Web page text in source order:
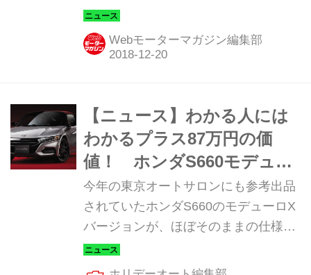
変更。さらに、新たにハイブリッドモ
デルにも設定し、ステップワゴン ハイ
ブリッド モデューロX ホンダセンシン
Webモーターマガジン編集部
【ニュース】わかる人には
わかるプラス87万円の価
値！ ホンダS660モデュー
ロX発売
今年の東京オートサロンにも参考出品
されていたホンダS660のモデューロX
バージョンが、ほぼそのままの仕様で
7月6日に発売されることが発表され